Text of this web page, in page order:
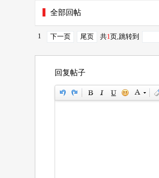
全部回帖
1 下一页 尾页 共1页 ,跳转到
回复帖子